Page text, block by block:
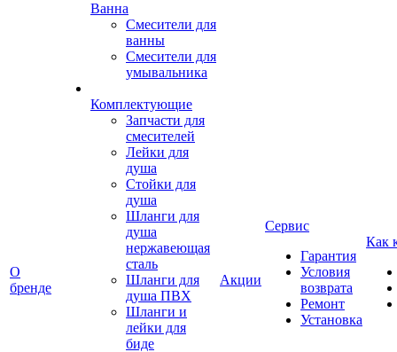
О
бренде
Ванна
Смесители для
ванны
Смесители для
умывальника
Комплектующие
Запчасти для
смесителей
Лейки для
душа
Стойки для
душа
Шланги для
душа
нержавеющая
сталь
Шланги для
душа ПВХ
Шланги и
лейки для
биде
Акции
Сервис
Гарантия
Условия
возврата
Ремонт
Установка
Как